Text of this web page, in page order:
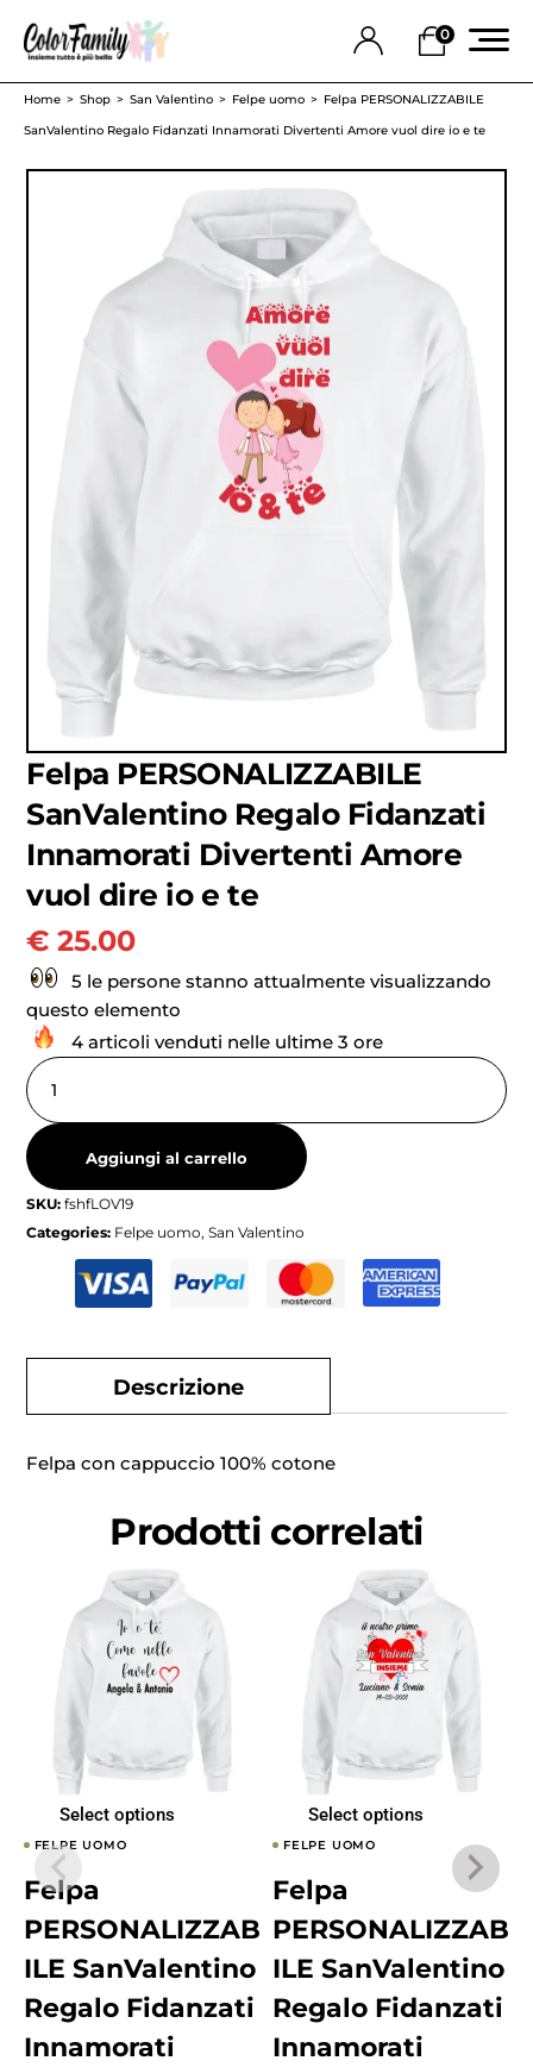
0
Home Shop San Valentino Felpe uomo
Felpa PERSONALIZZABILE
SanValentino Regalo Fidanzati Innamorati Divertenti Amore vuol dire io e te
Felpa PERSONALIZZABILE
SanValentino Regalo Fidanzati
Innamorati Divertenti Amore
vuol dire io e te
€ 25.00
5 le persone stanno attualmente visualizzando
questo elemento
4 articoli venduti nelle ultime 3 ore
Aggiungi al carrello
SKU:fshfLOV19
Categories: Felpe uomo,San Valentino
Descrizione
Felpa con cappuccio 100% cotone
Prodotti correlati
Select options
FELPE UOMO
Felpa
PERSONALIZZAB
ILE SanValentino
Regalo Fidanzati
Innamorati
Select options
FELPE UOMO
Felpa
PERSONALIZZAB
ILE SanValentino
Regalo Fidanzati
Innamorati